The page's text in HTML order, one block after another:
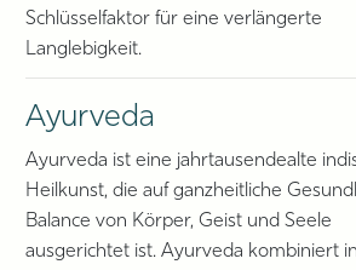
Schlüsselfaktor für eine verlängerte
Langlebigkeit.
Ayurveda
Ayurveda ist eine jahrtausendealte
Heilkunst, die auf ganzheitliche
Balance von Körper, Geist und Seele
ausgerichtet ist. Ayurveda kombiniert